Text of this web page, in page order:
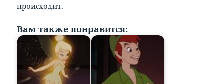
происходит.
Вам также понравится: